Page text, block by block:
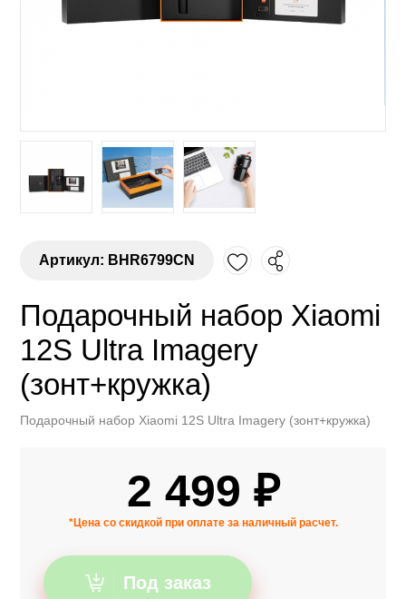
Артикул: BHR6799CN
Подарочный набор Xiaomi
12S Ultra Imagery
(зонт+кружка)
Подарочный набор Xiaomi 12S Ultra Imagery (зонт+кружка)
2 499 ₽
*Цена со скидкой при оплате за наличный расчет.
Под заказ